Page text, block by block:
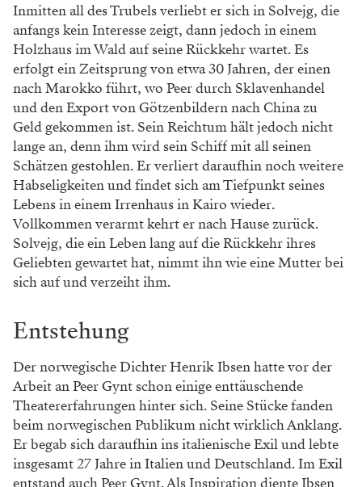
Inmitten all des Trubels verliebt er sich in Solvejg, die
anfangs kein Interesse zeigt, dann jedoch in einem
Holzhaus im Wald auf seine Rückkehr wartet. Es
erfolgt ein Zeitsprung von etwa 30 Jahren, der einen
nach Marokko führt, wo Peer durch Sklavenhandel
und den Export von Götzenbildern nach China zu
Geld gekommen ist. Sein Reichtum hält jedoch nicht
lange an, denn ihm wird sein Schiff mit all seinen
Schätzen gestohlen. Er verliert daraufhin noch weitere
Habseligkeiten und findet sich am Tiefpunkt seines
Lebens in einem Irrenhaus in Kairo wieder.
Vollkommen verarmt kehrt er nach Hause zurück.
Solvejg, die ein Leben lang auf die Rückkehr ihres
Geliebten gewartet hat, nimmt ihn wie eine Mutter bei
sich auf und verzeiht ihm.
Entstehung
Der norwegische Dichter Henrik Ibsen hatte vor der
Arbeit an Peer Gynt schon einige enttäuschende
Theatererfahrungen hinter sich. Seine Stücke fanden
beim norwegischen Publikum nicht wirklich Anklang.
Er begab sich daraufhin ins italienische Exil und lebte
insgesamt 27 Jahre in Italien und Deutschland. Im Exil
entstand auch Peer Gynt. Als Inspiration diente Ibsen